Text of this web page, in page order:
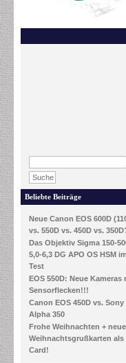
Beliebte Beiträge
Neue Canon EOS 600D
vs. 550D vs. 450D vs.
Das Objektiv Sigma 150-
5,0-6,3 DG APO OS HSM im
Test
EOS 550D: Neue Kameras
Sensorflecken!!!
Canon EOS 450D vs. Sony
Alpha 350
Frohe Weihnachten + neue
Weihnachtsgrußkarten als
Card!